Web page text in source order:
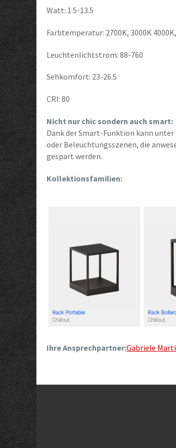
Watt: 1.5-13.5
Farbtemperatur: 2700K, 3000K
Leuchtenlichtstrom: 88-760
Sehkomfort: 23-26.5
CRI: 80
Nicht nur chic sondern auch smart:
Dank der Smart-Funktion kann
oder Beleuchtungsszenen, die
gespart werden.
Kollektionsfamilien:
Ihre Ansprechpartner:Gabriele